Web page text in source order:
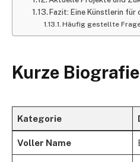
Fazit: Eine Künstlerin für
Häufig gestellte
Kurze Biografie
Kategorie
Voller Name